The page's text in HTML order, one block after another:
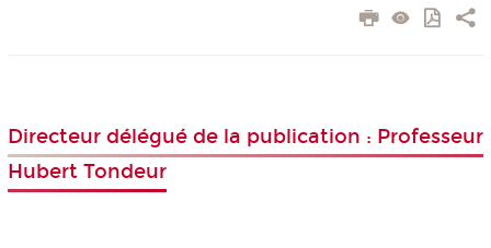
Directeur délégué de la publication : Professeur
Hubert Tondeur